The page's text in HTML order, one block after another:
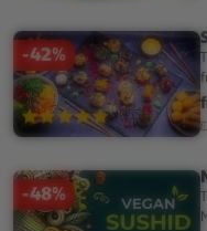
-42%
(155)
-48%